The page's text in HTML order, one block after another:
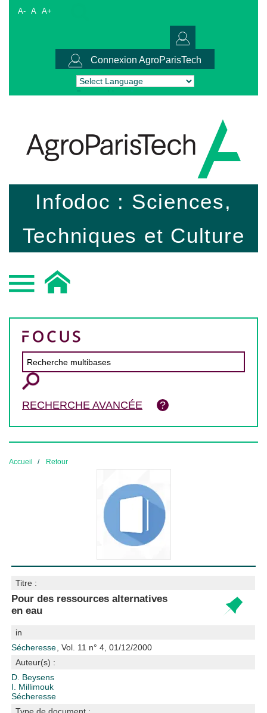
A- A A+
Connexion AgroParisTech
Powered by Translate
Infodoc : Sciences,
Techniques et Culture
RECHERCHE AVANCÉE
Accueil Retour
Titre :
Pour des ressources alternatives
en eau
in
Sécheresse , Vol. 11 n° 4, 01/12/2000
Auteur(s) :
D. Beysens
I. Millimouk
Sécheresse